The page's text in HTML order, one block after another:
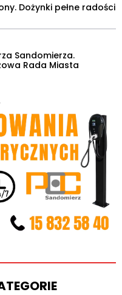
Dożynki pełne radości
Sandomierza.
Rada Miasta